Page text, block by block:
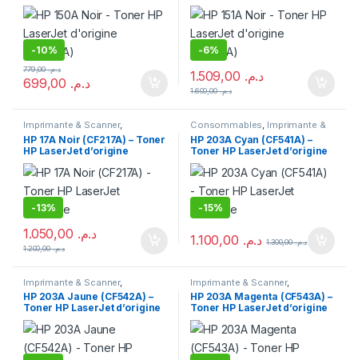
-10%
د.م.
د.م.779,00
-6%
د.م.
د.م.1.600,00
Imprimante & Scanner,
Consommables,Toner
HP 17A Noir (CF217A) – Toner
HP LaserJet d’origine
-13%
د.م.
د.م.1.200,00
Consommables, Imprimante &
Scanner , Toner
HP 203A Cyan (CF541A) –
Toner HP LaserJet d’origine
-15%
د.م. د.م.1.300,00
Imprimante & Scanner,
Consommables Toner
HP 203A Jaune (CF542A) –
Toner HP LaserJet d’origine
Imprimante & Scanner,
Consommables Toner
HP 203A Magenta (CF543A) –
Toner HP LaserJet d’origine